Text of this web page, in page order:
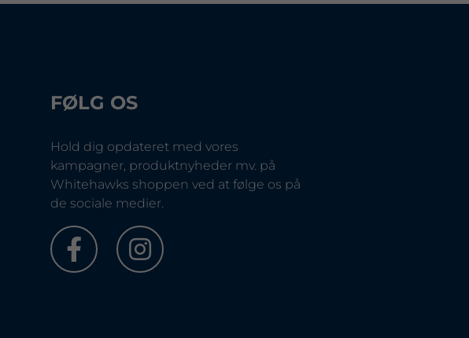
FØLG OS
Hold dig opdateret med vores
kampagner, produktnyheder mv. på
Whitehawks shoppen ved at følge os på
de sociale medier.